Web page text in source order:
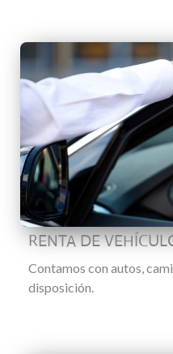
RENTA DE
Contamos con autos,
disposición.